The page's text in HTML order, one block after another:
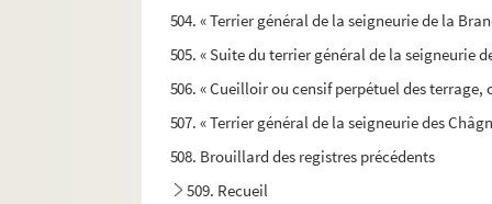
504. « Terrier général de la seigneurie de la
505. « Suite du terrier général de la seigneurie
506. « Cueilloir ou censif perpétuel des
507. « Terrier général de la seigneurie des
508. Brouillard des registres précédents
509. Recueil